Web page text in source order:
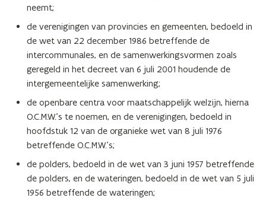
neemt;
de verenigingen van provincies en gemeenten, bedoeld in
de wet van 22 december 1986 betreffende de
intercommunales, en de samenwerkingsvormen zoals
geregeld in het decreet van 6 juli 2001 houdende de
intergemeentelijke samenwerking;
de openbare centra voor maatschappelijk welzijn, hierna
O.C.M.W.’s te noemen, en de verenigingen, bedoeld in
hoofdstuk 12 van de organieke wet van 8 juli 1976
betreffende O.C.M.W.’s;
de polders, bedoeld in de wet van 3 juni 1957 betreffende
de polders, en de wateringen, bedoeld in de wet van 5 juli
1956 betreffende de wateringen;